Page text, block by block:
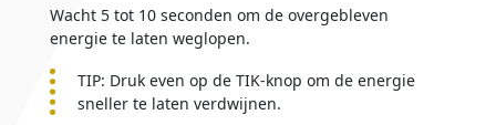
Wacht 5 tot 10 seconden om de overgebleven
energie te laten weglopen.
TIP: Druk even op de TIK-knop om de energie
sneller te laten verdwijnen.